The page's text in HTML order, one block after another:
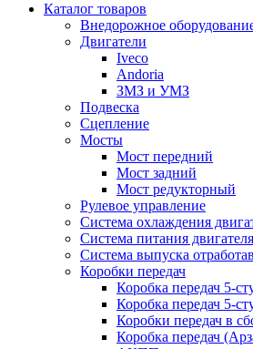
Каталог товаров
Внедорожное
Двигатели
Iveco
Andoria
ЗМЗ и УМЗ
Подвеска
Сцепление
Мосты
Мост передний
Мост задний
Мост редукторный
Рулевое управление
Система охлаждения
Система питания двигателя
Система выпуска
Коробки передач
Коробка передач 5-
Коробка передач 5-
Коробки передач в
Коробка передач